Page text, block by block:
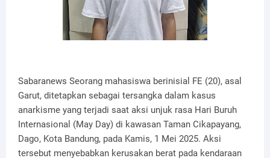
Sabaranews Seorang mahasiswa berinisial FE (20), asal
Garut, ditetapkan sebagai tersangka dalam kasus
anarkisme yang terjadi saat aksi unjuk rasa Hari Buruh
Internasional (May Day) di kawasan Taman Cikapayang,
Dago, Kota Bandung, pada Kamis, 1 Mei 2025. Aksi
tersebut menyebabkan kerusakan berat pada kendaraan